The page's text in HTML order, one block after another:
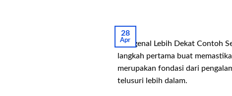
28
Apr
Mengenal Lebih Dekat Contoh
langkah pertama buat
merupakan fondasi dari
telusuri lebih dalam.